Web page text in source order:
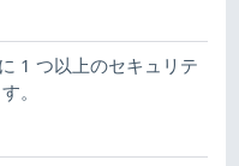
1 つ以上のセキュリテ
。